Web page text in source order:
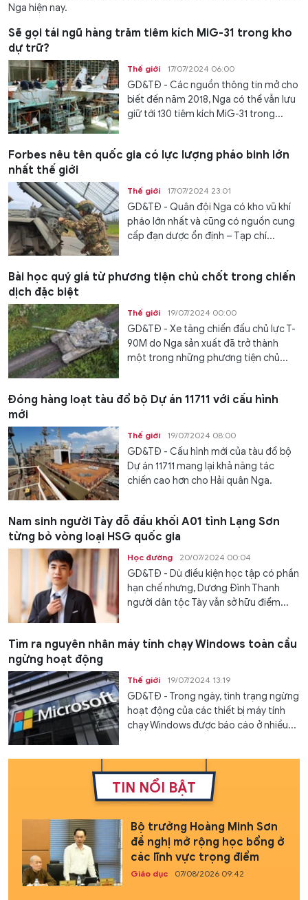
Nga hiện nay.
Sẽ gọi tái ngũ hàng trăm tiêm kích MiG-31 trong kho
dự trữ?
Thế giới 17/07/2024 06:00
GD&TĐ - Các nguồn thông tin mở cho
biết đến năm 2018, Nga có thể vẫn lưu
giữ tới 130 tiêm kích MiG-31 trong...
Forbes nêu tên quốc gia có lực lượng pháo binh lớn
nhất thế giới
Thế giới 17/07/2024 23:01
GD&TĐ - Quân đội Nga có kho vũ khí
pháo lớn nhất và cũng có nguồn cung
cấp đạn dược ổn định – Tạp chí...
Bài học quý giá từ phương tiện chủ chốt trong chiến
dịch đặc biệt
Thế giới 19/07/2024 00:00
GD&TĐ - Xe tăng chiến đấu chủ lực T-
90M do Nga sản xuất đã trở thành
một trong những phương tiện chủ...
Đóng hàng loạt tàu đổ bộ Dự án 11711 với cấu hình
mới
Thế giới 19/07/2024 08:00
GD&TĐ - Cấu hình mới của tàu đổ bộ
Dự án 11711 mang lại khả năng tác
chiến cao hơn cho Hải quân Nga.
Nam sinh người Tày đỗ đầu khối A01 tỉnh Lạng Sơn
từng bỏ vòng loại HSG quốc gia
Học đường 20/07/2024 00:04
GD&TĐ - Dù điều kiện học tập có phần
hạn chế nhưng, Dương Đình Thanh
người dân tộc Tày vẫn sở hữu điểm...
Tìm ra nguyên nhân máy tính chạy Windows toàn cầu
ngừng hoạt động
Thế giới 19/07/2024 13:19
GD&TĐ - Trong ngày, tình trạng ngừng
hoạt động của các thiết bị máy tính
chạy Windows được báo cáo ở nhiều...
TIN NỔI BẬT
Bộ trưởng Hoàng Minh Sơn
đề nghị mở rộng học bổng ở
các lĩnh vực trọng điểm
Giáo dục 07/08/2026 09:42